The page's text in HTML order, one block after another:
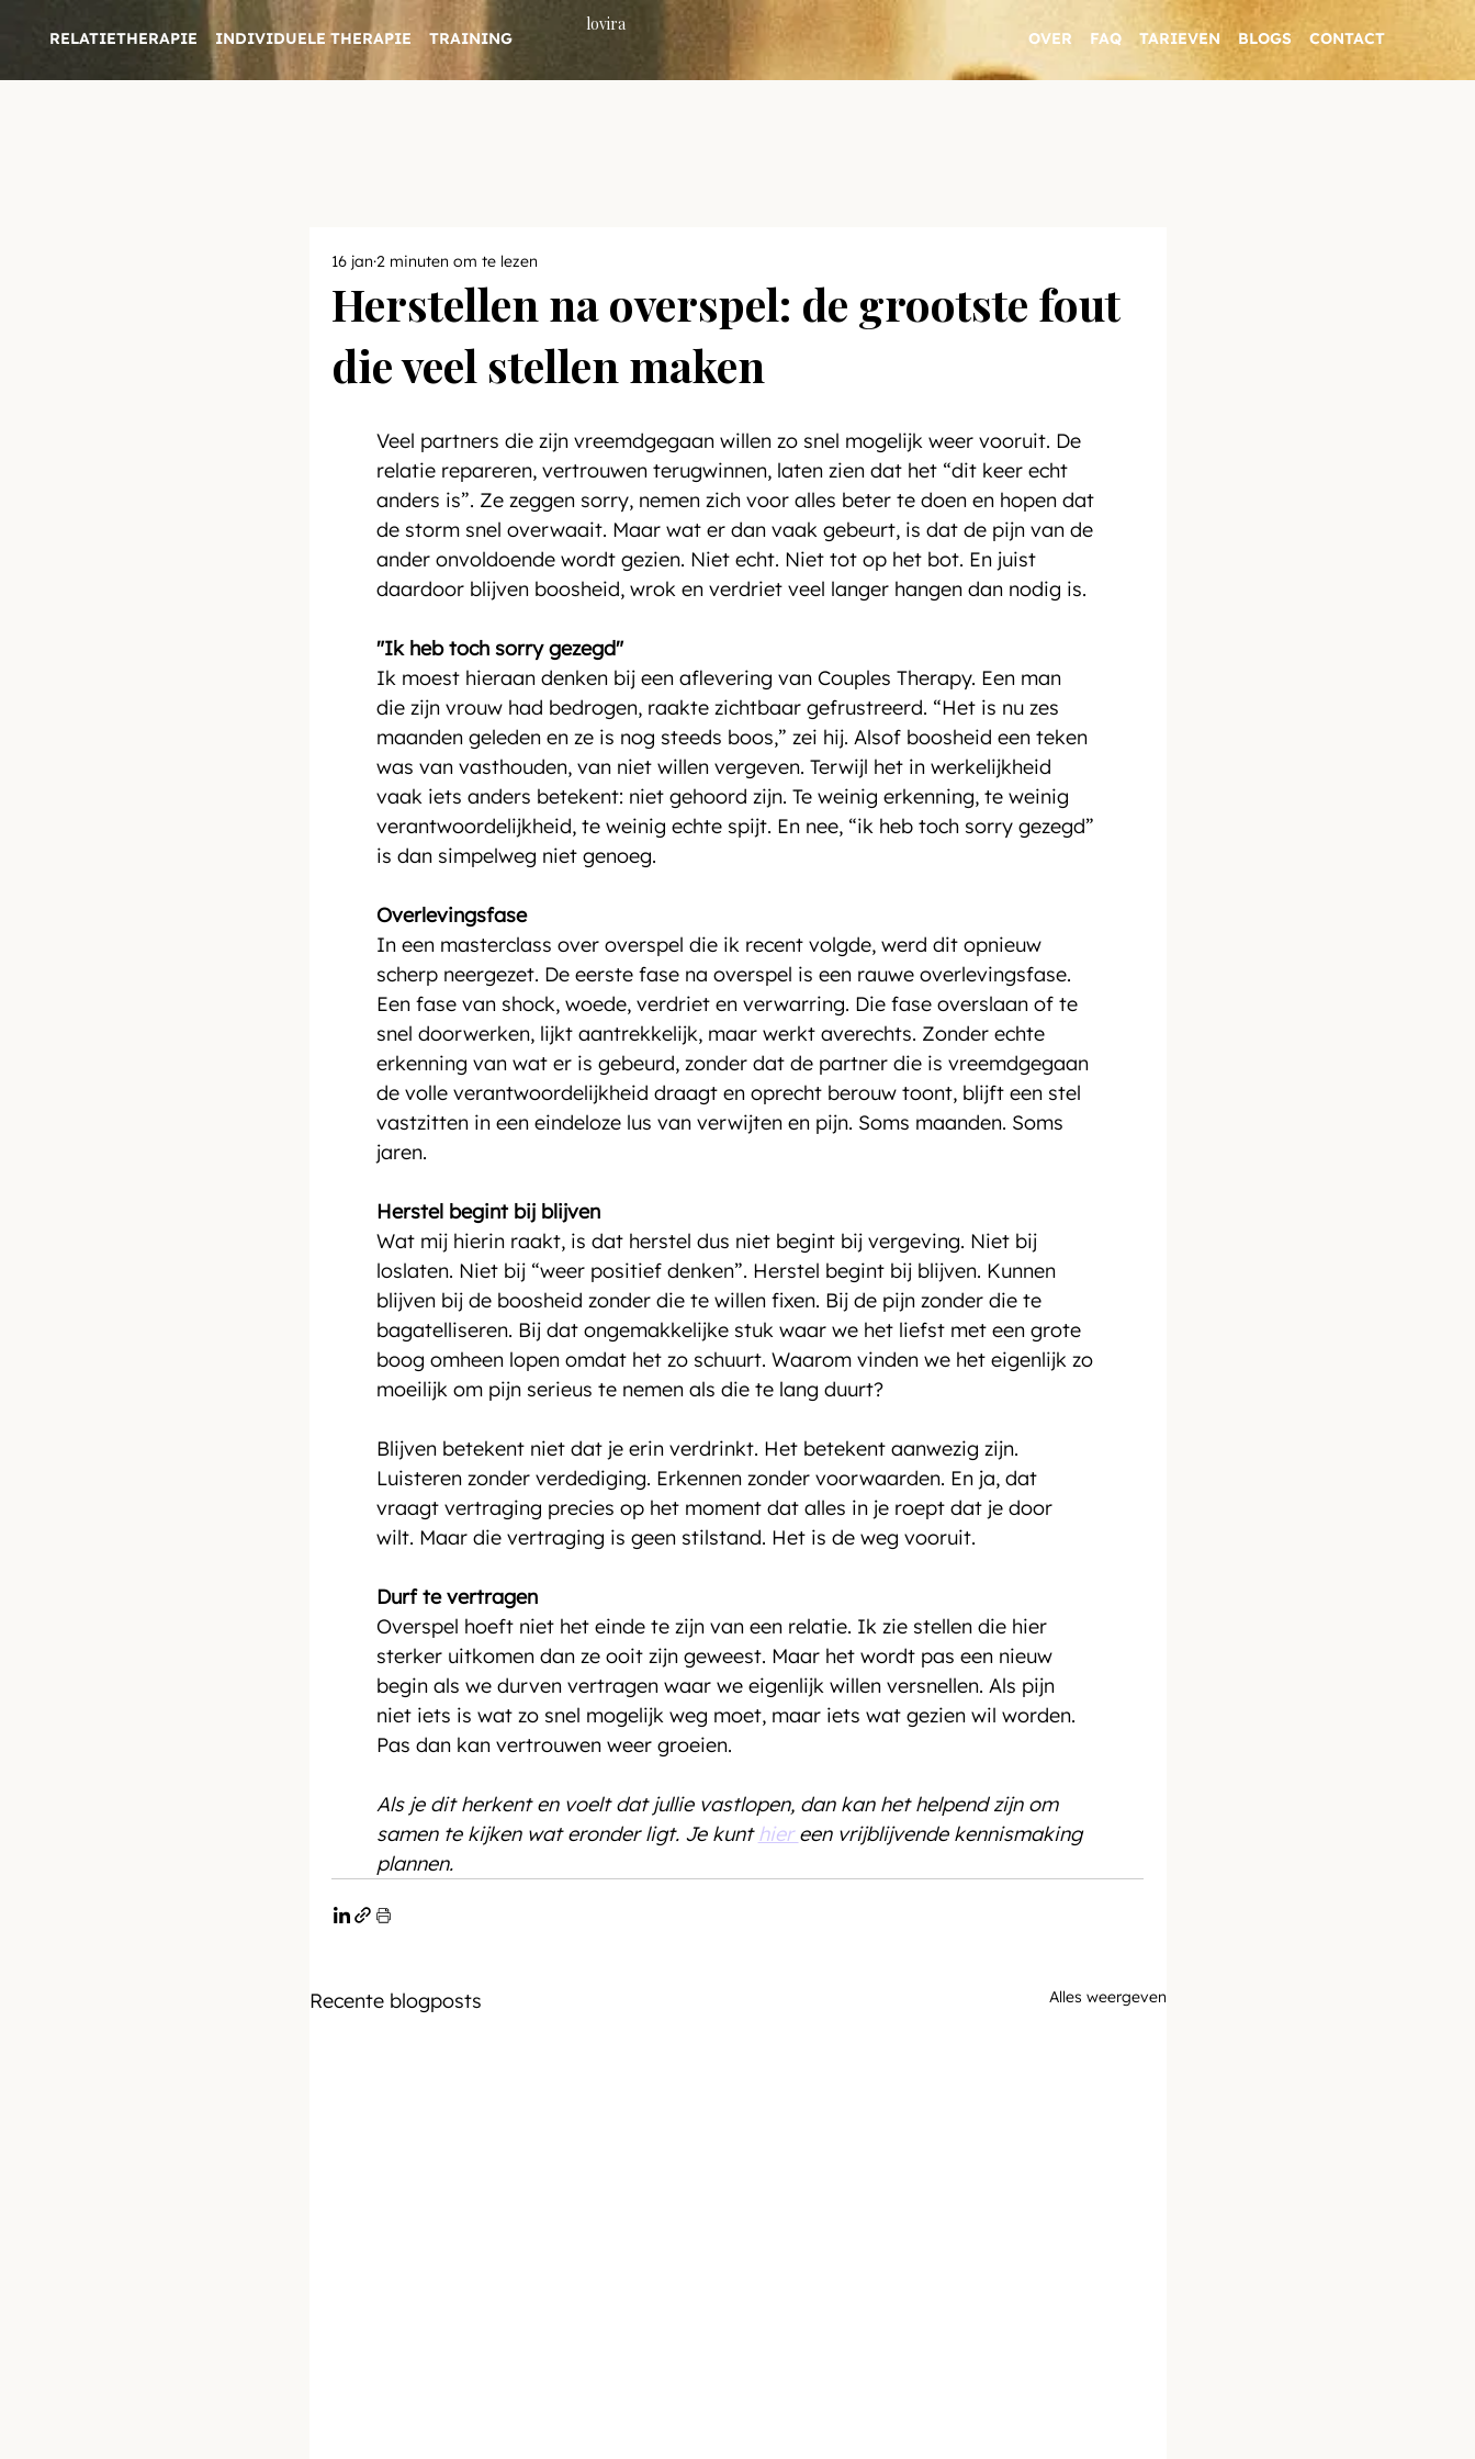
RELATIETHERAPIE INDIVIDUELE THERAPIE TRAINING
lovira
OVER FAQ TARIEVEN BLOGS CONTACT
Herstellen na overspel: de grootste fout
die veel stellen maken
16 jan2 minuten om te lezen
Veel partners die zijn vreemdgegaan willen zo snel mogelijk weer vooruit. De
relatie repareren, vertrouwen terugwinnen, laten zien dat het “dit keer echt
anders is”. Ze zeggen sorry, nemen zich voor alles beter te doen en hopen dat
de storm snel overwaait. Maar wat er dan vaak gebeurt, is dat de pijn van de
ander onvoldoende wordt gezien. Niet echt. Niet tot op het bot. En juist
daardoor blijven boosheid, wrok en verdriet veel langer hangen dan nodig is.
"Ik heb toch sorry gezegd"
Ik moest hieraan denken bij een aflevering van Couples Therapy. Een man
die zijn vrouw had bedrogen, raakte zichtbaar gefrustreerd. “Het is nu zes
maanden geleden en ze is nog steeds boos,” zei hij. Alsof boosheid een teken
was van vasthouden, van niet willen vergeven. Terwijl het in werkelijkheid
vaak iets anders betekent: niet gehoord zijn. Te weinig erkenning, te weinig
verantwoordelijkheid, te weinig echte spijt. En nee, “ik heb toch sorry gezegd”
is dan simpelweg niet genoeg.
Overlevingsfase
In een masterclass over overspel die ik recent volgde, werd dit opnieuw
scherp neergezet. De eerste fase na overspel is een rauwe overlevingsfase.
Een fase van shock, woede, verdriet en verwarring. Die fase overslaan of te
snel doorwerken, lijkt aantrekkelijk, maar werkt averechts. Zonder echte
erkenning van wat er is gebeurd, zonder dat de partner die is vreemdgegaan
de volle verantwoordelijkheid draagt en oprecht berouw toont, blijft een stel
vastzitten in een eindeloze lus van verwijten en pijn. Soms maanden. Soms
jaren.
Herstel begint bij blijven
Wat mij hierin raakt, is dat herstel dus niet begint bij vergeving. Niet bij
loslaten. Niet bij “weer positief denken”. Herstel begint bij blijven. Kunnen
blijven bij de boosheid zonder die te willen fixen. Bij de pijn zonder die te
bagatelliseren. Bij dat ongemakkelijke stuk waar we het liefst met een grote
boog omheen lopen omdat het zo schuurt. Waarom vinden we het eigenlijk zo
moeilijk om pijn serieus te nemen als die te lang duurt?
Blijven betekent niet dat je erin verdrinkt. Het betekent aanwezig zijn.
Luisteren zonder verdediging. Erkennen zonder voorwaarden. En ja, dat
vraagt vertraging precies op het moment dat alles in je roept dat je door
wilt. Maar die vertraging is geen stilstand. Het is de weg vooruit.
Durf te vertragen
Overspel hoeft niet het einde te zijn van een relatie. Ik zie stellen die hier
sterker uitkomen dan ze ooit zijn geweest. Maar het wordt pas een nieuw
begin als we durven vertragen waar we eigenlijk willen versnellen. Als pijn
niet iets is wat zo snel mogelijk weg moet, maar iets wat gezien wil worden.
Pas dan kan vertrouwen weer groeien.
Als je dit herkent en voelt dat jullie vastlopen, dan kan het helpend zijn om
samen te kijken wat eronder ligt. Je kunt hier een vrijblijvende kennismaking
plannen.
Recente blogposts Alles weergeven